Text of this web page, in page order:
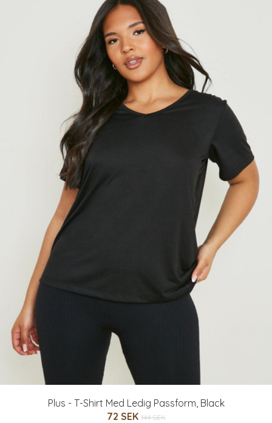
Plus - T-Shirt Med Ledig Passform, Black
72 SEK 144 SEK